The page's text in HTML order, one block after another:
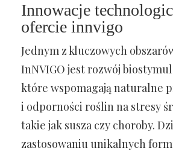
Innowacje
ofercie innvigo
Jednym z kluczowych
InNVIGO jest rozwój
które wspomagają naturalne
i odporności roślin na stresy
takie jak susza czy choroby.
zastosowaniu unikalnych